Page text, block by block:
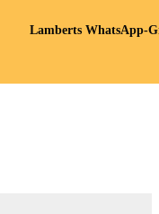
Lamberts WhatsApp-